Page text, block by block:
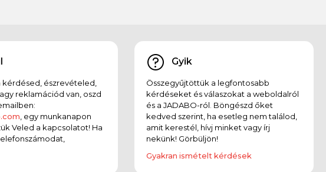
kérdésed, észrevételed,
reklamációd van, oszd
, egy munkanapon
Veled a kapcsolatot! Ha
Gyik
Összegyűjtöttük a legfontosabb
kérdéseket és válaszokat a weboldalról
és a JADABO-ról. Böngészd őket
kedved szerint, ha esetleg nem találod,
amit kerestél, hívj minket vagy írj
nekünk! Görbüljön!
Gyakran ismételt kérdések